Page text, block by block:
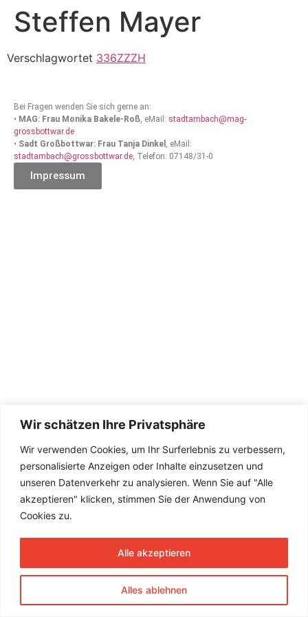
Wir schätzen Ihre Privatsphäre
Wir verwenden Cookies, um Ihr Surferlebnis zu verbessern,
personalisierte Anzeigen oder Inhalte einzusetzen und
unseren Datenverkehr zu analysieren. Wenn Sie auf "Alle
akzeptieren" klicken, stimmen Sie der Anwendung von
Cookies zu.
Alles ablehnen
Alle akzeptieren
Steffen Mayer
Verschlagwortet 336ZZZH
Bei Fragen wenden Sie sich gerne an:
• MAG: Frau Monika Bakele-Roß, eMail: stadtambach@mag-
grossbottwar.de
• Sadt Großbottwar: Frau Tanja Dinkel , eMail:
stadtambach@grossbottwar.de, Telefon: 07148/31-0
Impressum